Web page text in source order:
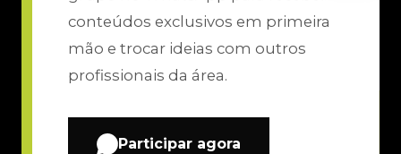
conteúdos exclusivos em primeira
mão e trocar ideias com outros
profissionais da área.
Participar agora